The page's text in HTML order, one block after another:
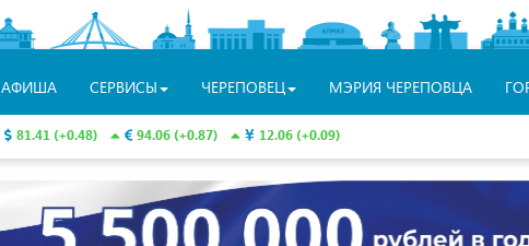
АФИША СЕРВИСЫ ЧЕРЕПОВЕЦ МЭРИЯ ЧЕРЕПОВЦА
81.41 (+0.48) 94.06 (+0.87) 12.06 (+0.09)